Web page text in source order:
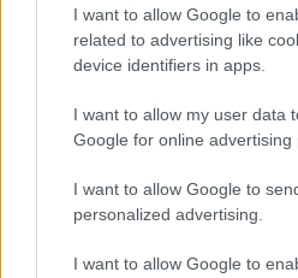
I want to allow Google to
related to advertising like
device identifiers in apps.
I want to allow my user data
Google for online advertising
I want to allow Google to
personalized advertising.
I want to allow Google to
Védelem
Limited Edition
SAR
1,29
N/A = Nincs adat. Legutóbbi frissítés: